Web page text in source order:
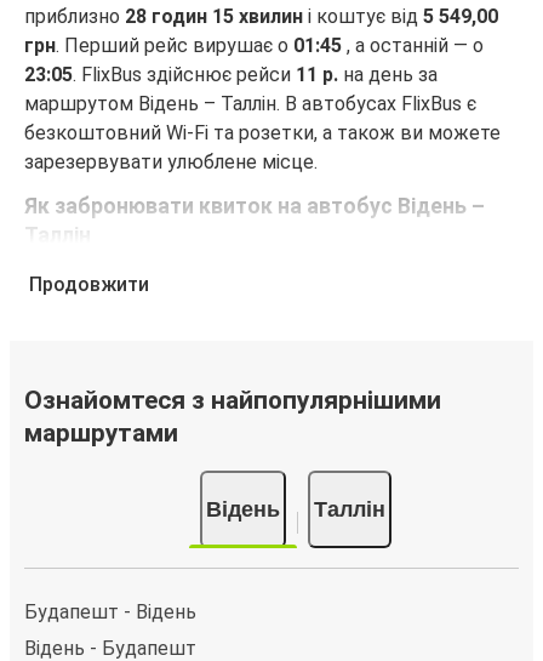
приблизно 28 годин 15 хвилин і коштує від 5 549,00
грн. Перший рейс вирушає о 01:45 , а останній — о
23:05. FlixBus здійснює рейси 11 р. на день за
маршрутом Відень – Таллін. В автобусах FlixBus є
безкоштовний Wi-Fi та розетки, а також ви можете
зарезервувати улюблене місце.
Як забронювати квиток на автобус Відень –
Таллін
Забронювати квиток FlixBus — це неймовірно просто.
ви можете вибрати один із численних способів
оплати, як-от кредитна картка, PayPal, Google Pay або
Apple Pay. Також ви можете купити квиток за
готівку у водія або в касі.
Продовжити
Ознайомтеся з найпопулярнішими
маршрутами
Відень Таллін
Будапешт - Відень
Відень - Будапешт